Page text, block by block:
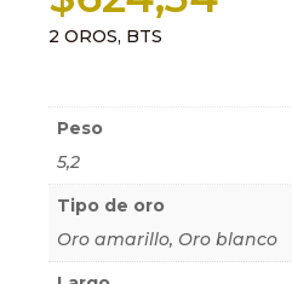
2 OROS, BTS
Peso
5,2
Tipo de oro
Oro amarillo, Oro blanco